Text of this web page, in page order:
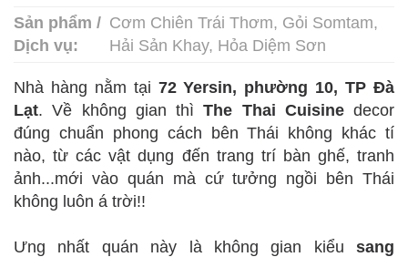
Sản phẩm /
Dịch vụ:
Cơm Chiên Trái Thơm, Gỏi Somtam,
Hải Sản Khay, Hỏa Diệm Sơn
Nhà hàng nằm tại 72 Yersin, phường 10, TP Đà
Lạt. Về không gian thìThe Thai Cuisine decor
đúng chuẩn phong cách bên Thái không khác tí
nào, từ các vật dụng đến trang trí bàn ghế, tranh
ảnh...mới vào quán mà cứ tưởng ngồi bên Thái
không luôn á trời!!
Ưng nhất quán này là không gian kiểu sang